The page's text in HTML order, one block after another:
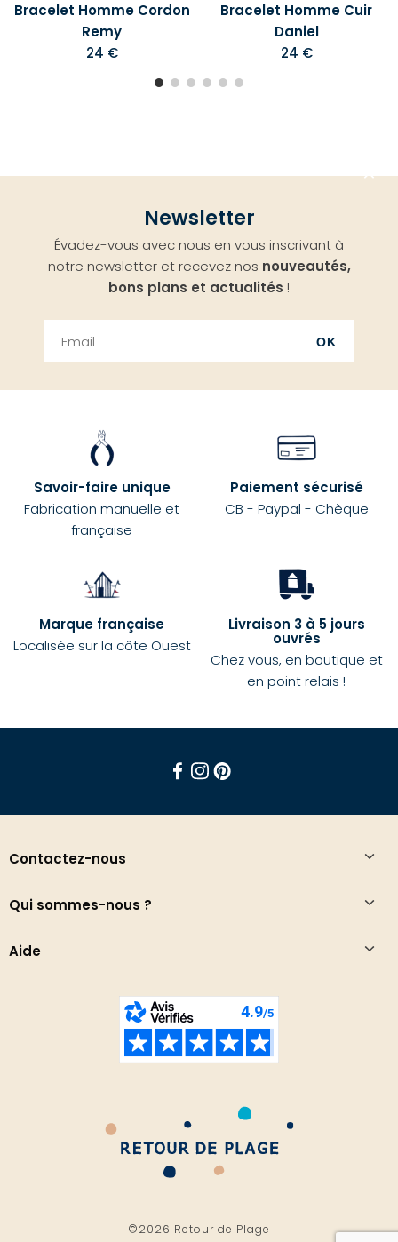
Bracelet Homme Cordon
Remy
24 €
Bracelet Homme Cuir
Daniel
24 €
Newsletter
Évadez-vous avec nous en vous inscrivant à
notre newsletter et recevez nos nouveautés,
bons plans et actualités !
OK
Savoir-faire unique
Fabrication manuelle et
française
Paiement sécurisé
CB - Paypal - Chèque
Marque française
Localisée sur la côte Ouest
Livraison 3 à 5 jours
ouvrés
Chez vous, en boutique et
en point relais !
Contactez-nous
Qui sommes-nous ?
Aide
©2026 Retour de Plage